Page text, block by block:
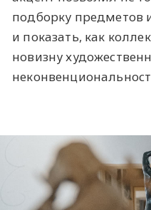
подборку предметов
и показать, как
новизну